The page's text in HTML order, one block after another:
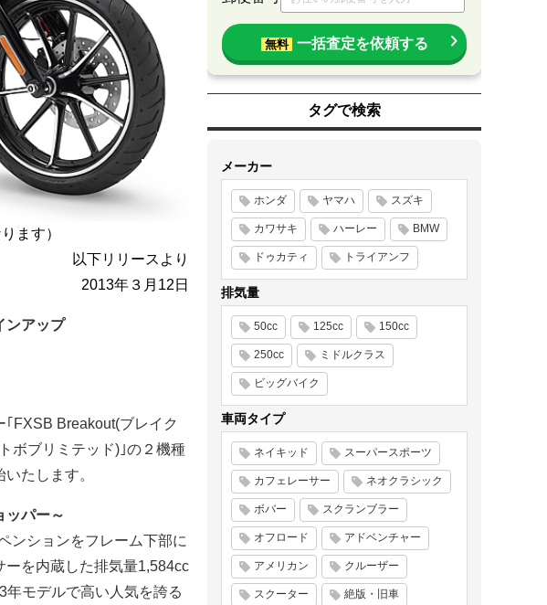
ます）
以下リリースより
2013年３月12日
ンアップ
FXSB Breakout(ブレイク
ボブリミテッド)｣の２機種
たします。
ッパー～
ンションをフレーム下部に
を内蔵した排気量1,584cc
モデルで高い人気を誇る
無料 一括査定を依頼する
タグで検索
メーカー
ホンダ ヤマハ スズキ
カワサキ ハーレー BMW
ドゥカティ トライアンフ
排気量
50cc 125cc 150cc
250cc ミドルクラス
ビッグバイク
車両タイプ
ネイキッド スーパースポーツ
カフェレーサー ネオクラシック
ボバー スクランブラー
オフロード アドベンチャー
アメリカン クルーザー
スクーター 絶版・旧車